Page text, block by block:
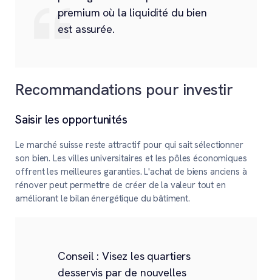
premium où la liquidité du bien
est assurée.
Recommandations pour investir
Saisir les opportunités
Le marché suisse reste attractif pour qui sait sélectionner
son bien. Les villes universitaires et les pôles économiques
offrent les meilleures garanties. L'achat de biens anciens à
rénover peut permettre de créer de la valeur tout en
améliorant le bilan énergétique du bâtiment.
Conseil : Visez les quartiers
desservis par de nouvelles